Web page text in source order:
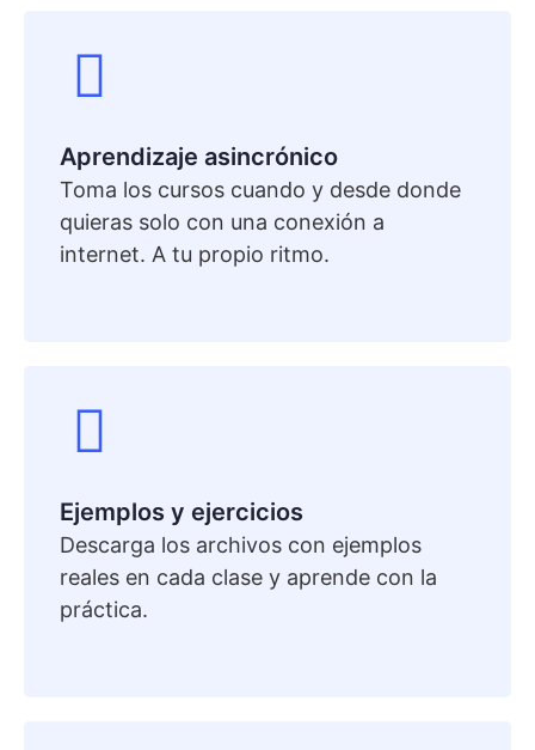
Aprendizaje asincrónico
Toma los cursos cuando y desde donde
quieras solo con una conexión a
internet. A tu propio ritmo.
Ejemplos y ejercicios
Descarga los archivos con ejemplos
reales en cada clase y aprende con la
práctica.